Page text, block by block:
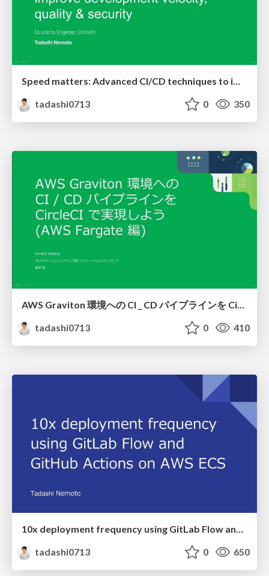
Speed matters: Advanced CI/CD techniques to improve development velocity, quality & security
tadashi0713
0 350
AWS Graviton 環境への CI _ CD パイプラインを CircleCI で実現しよう (AWS Fargate 編)
tadashi0713
0 410
tadashi0713
0 650